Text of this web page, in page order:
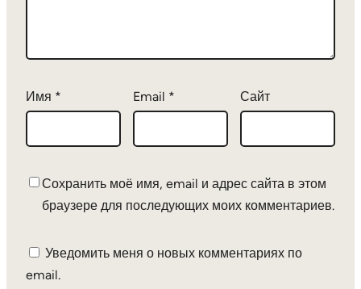
Имя * Email * Сайт
Сохранить моё имя, email и адрес сайта в этом
браузере для последующих моих комментариев.
Уведомить меня о новых комментариях по
email.